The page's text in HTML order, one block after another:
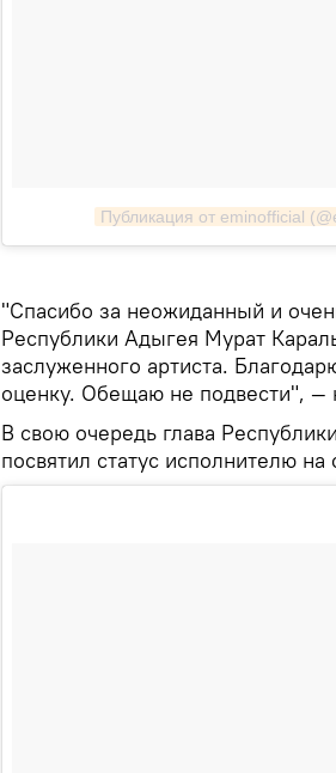
Публикация от eminofficial
"Спасибо за неожиданный и
Республики Адыгея Мурат
заслуженного артиста.
оценку. Обещаю не подвести", —
В свою очередь глава
посвятил статус исполнителю